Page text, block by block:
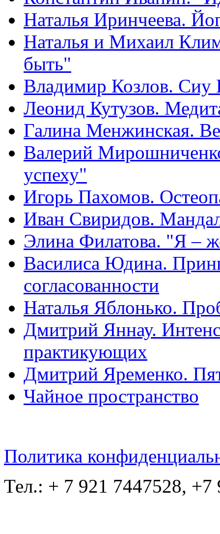
Наталья Иринчеева.
Наталья и Михаил
быть"
Владимир Козлов.
Леонид Кутузов.
Галина Менжинская.
Валерий
успеху"
Игорь Пахомов.
Иван Свиридов.
Элина Филатова. "Я –
Василиса Юдина.
согласованности
Наталья Яблонько.
Дмитрий Яннау.
практикующих
Дмитрий Яременко.
Чайное пространство
Политика
Тел.: + 7 921 7447528, +7